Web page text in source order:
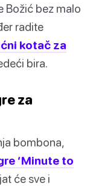
Božić bez malo
radite
kotač za
bira.
za
bombona,
‘Minute to
će sve i